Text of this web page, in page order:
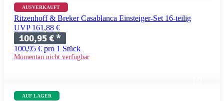
AUSVERKAUFT
Ritzenhoff & Breker Casablanca Einsteiger-Set 16-teilig
UVP 161,88 €
100,95 €*
100,95 € pro 1 Stück
Momentan nicht verfügbar
AUF LAGER